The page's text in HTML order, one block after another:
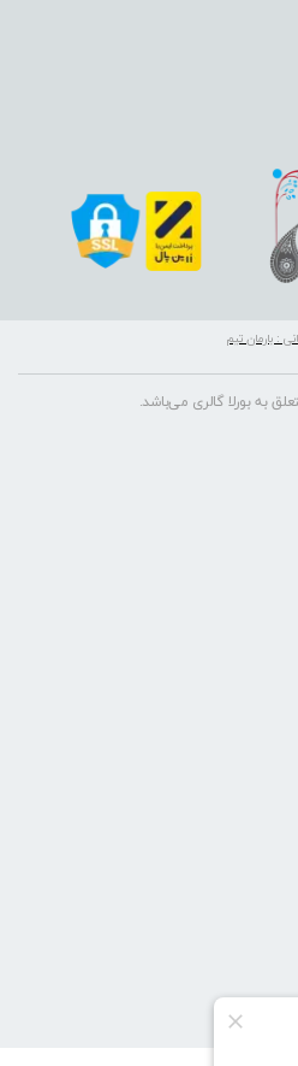
به بورلا گالری می‌باشد.
: بارمان تیم